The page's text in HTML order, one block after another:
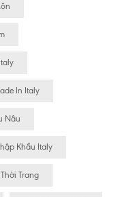
In Italy
Nâu
Khẩu Italy
Trang